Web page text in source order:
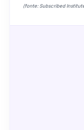
(fonte: Subscribed